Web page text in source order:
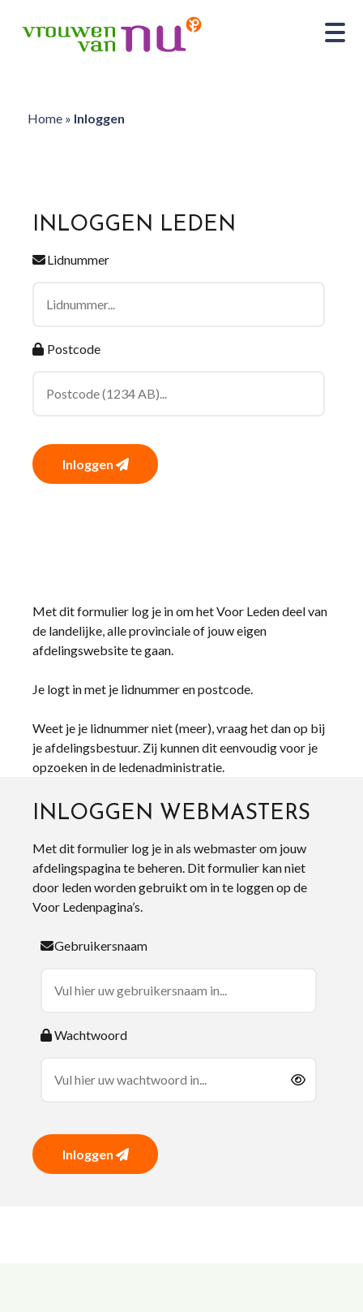
Home» Inloggen
INLOGGEN LEDEN
Lidnummer
Postcode
Inloggen
Met dit formulier log je in om het Voor Leden deel van
de landelijke, alle provinciale of jouw eigen
afdelingswebsite te gaan.
Je logt in met je lidnummer en postcode.
Weet je je lidnummer niet (meer), vraag het dan op bij
je afdelingsbestuur. Zij kunnen dit eenvoudig voor je
opzoeken in de ledenadministratie.
INLOGGEN WEBMASTERS
Met dit formulier log je in als webmaster om jouw
afdelingspagina te beheren. Dit formulier kan niet
door leden worden gebruikt om in te loggen op de
Voor Ledenpagina’s.
Gebruikersnaam
Wachtwoord
Inloggen